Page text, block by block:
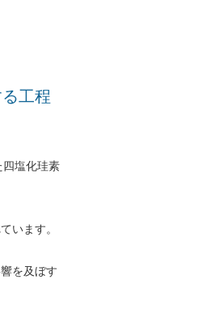
工程
塩化珪素
います。
を及ぼす